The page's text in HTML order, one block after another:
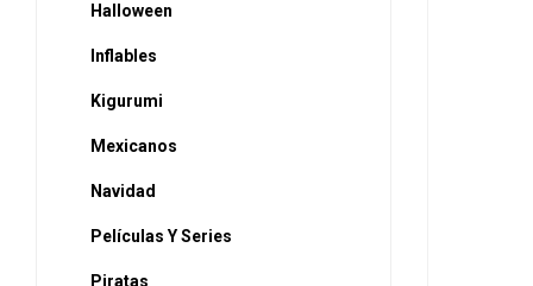
Halloween
Inflables
Kigurumi
Mexicanos
Navidad
Películas Y Series
Piratas